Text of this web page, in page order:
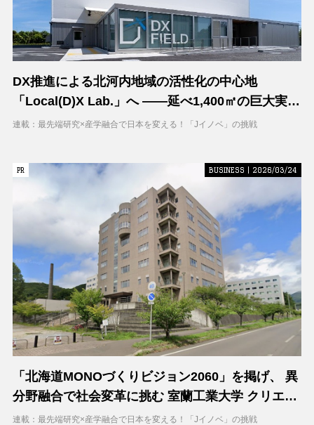
DX推進による北河内地域の活性化の中心地
「Local(D)X Lab.」へ ――延べ1,400㎡の巨大実証
空間で地域DXに挑む 大阪工業大学 DXフィールド
連載：最先端研究×産学融合で日本を変える！「Jイノベ」の挑戦
PR
PR BUSINESS | 2026/03/24
「北海道MONOづくりビジョン2060」を掲げ、 異
分野融合で社会変革に挑む 室蘭工業大学 クリエイ
ティブコラボレーションセンター（CCC）
連載：最先端研究×産学融合で日本を変える！「Jイノベ」の挑戦